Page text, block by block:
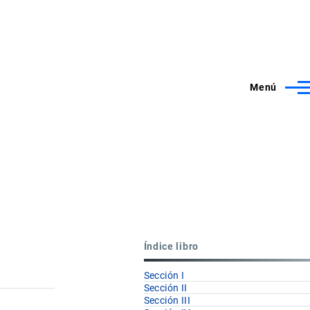
Menú
Índice libro
Sección I
Sección II
Sección III